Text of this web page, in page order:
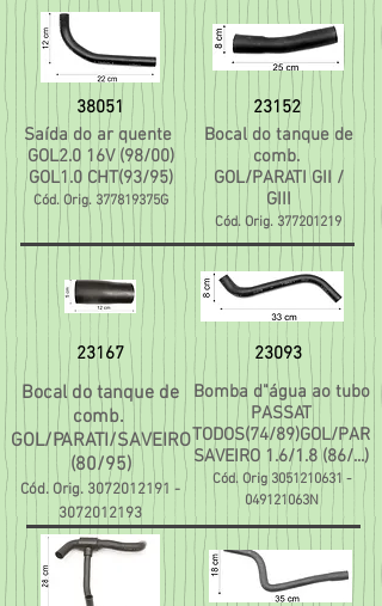
38051
Saída do ar quente
GOL2.0 16V (98/00)
GOL1.0 CHT(93/95)
Cód. Orig. 377819375G
23152
Bocal do tanque de
comb.
GOL/PARATI GII /
GIII
Cód. Orig. 377201219
23167 23093
Bocal do tanque de
comb.
GOL/PARATI/SAVEIRO
(80/95)
Cód. Orig. 3072012191 -
3072012193
Bomba d"água ao tubo
PASSAT
TODOS(74/89)GOL/PAR
SAVEIRO 1.6/1.8 (86/...)
Cód. Orig 3051210631-
049121063N